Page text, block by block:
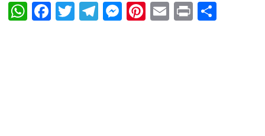
WhatsApp
Facebook
TwitterTelegram
Messenger
Pinterest
EmailPrint